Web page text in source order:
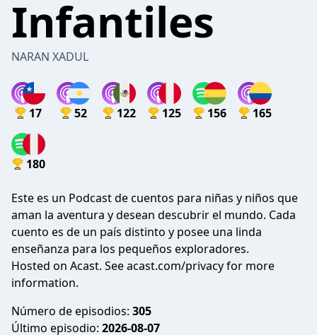
Infantiles
NARAN XADUL
17 52 122 125 156 165
180
Este es un Podcast de cuentos para niñas y niños que
aman la aventura y desean descubrir el mundo. Cada
cuento es de un país distinto y posee una linda
enseñanza para los pequeños exploradores.
Hosted on Acast. Seeacast.com/privacyfor more
information.
Número de episodios: 305
Último episodio: 2026-08-07